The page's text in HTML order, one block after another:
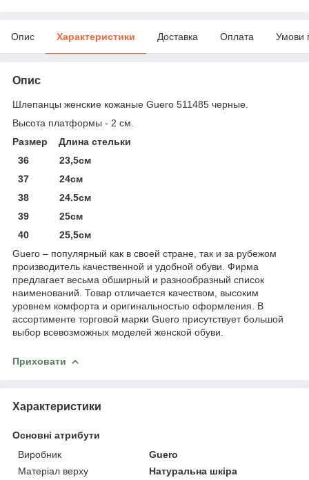
Опис Характеристики Доставка Оплата Умови
Опис
Шлепанцы женские кожаные Guero 511485 черные.
Высота платформы - 2 см.
Размер Длина стельки
36 23,5см
37 24см
38 24.5см
39 25см
40 25,5см
Guero – популярный как в своей стране, так и за рубежом
производитель качественной и удобной обуви. Фирма
предлагает весьма обширный и разнообразный список
наименований. Товар отличается качеством, высоким
уровнем комфорта и оригинальностью оформления. В
ассортименте торговой марки Guero присутствует большой
выбор всевозможных моделей женской обуви.
Приховати
Характеристики
Основні атрибути
Виробник
Guero
Матеріал верху
Натуральна шкіра